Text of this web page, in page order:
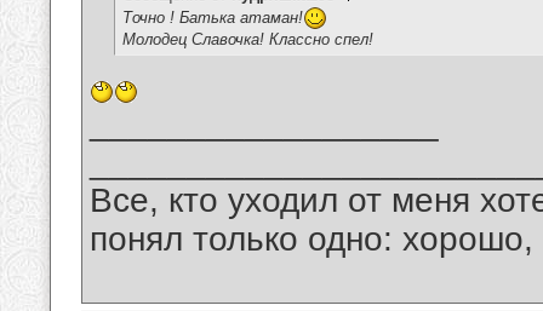
Точно ! Батька атаман!
Молодец Славочка! Классно спел!
Все, кто уходил от меня
понял только одно: